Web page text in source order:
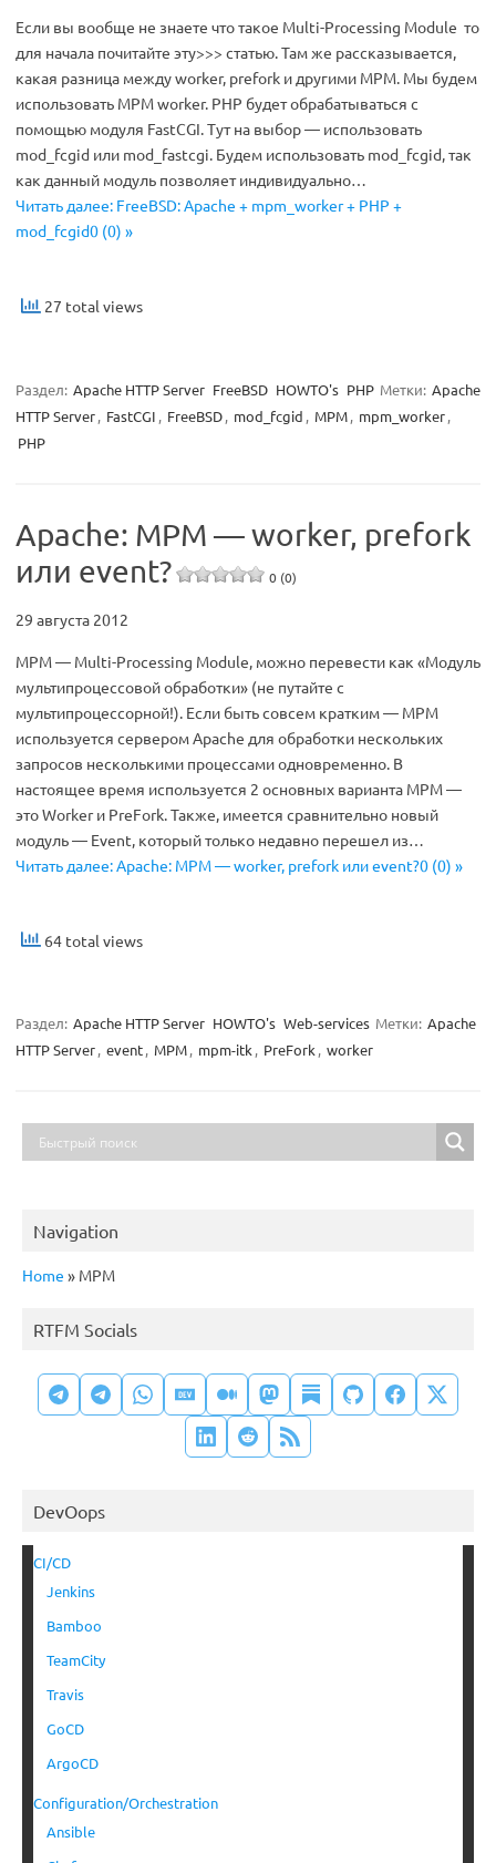
Если вы вообще не знаете что такое Multi-Processing Module то
для начала почитайте эту>>> статью. Там же рассказывается,
какая разница между worker, prefork и другими MPM. Мы будем
использовать MPM worker. PHP будет обрабатываться с
помощью модуля FastCGI. Тут на выбор — использовать
mod_fcgid или mod_fastcgi. Будем использовать mod_fcgid, так
как данный модуль позволяет индивидуально…
Читать далее: FreeBSD: Apache + mpm_worker + PHP +
mod_fcgid0 (0) »
27 total views
Раздел: Apache HTTP Server FreeBSD HOWTO's PHP Метки: Apache
HTTP Server, FastCGI , FreeBSD, mod_fcgid , MPM, mpm_worker,
PHP
Apache: MPM — worker, prefork
или event?
0 (0)
29 августа 2012
MPM — Multi-Processing Module, можно перевести как «Модуль
мультипроцессовой обработки» (не путайте с
мультипроцессорной!). Если быть совсем кратким — MPM
используется сервером Apache для обработки нескольких
запросов несколькими процессами одновременно. В
настоящее время используется 2 основных варианта MPM —
это Worker и PreFork. Также, имеется сравнительно новый
модуль — Event, который только недавно перешел из…
Читать далее: Apache: MPM — worker, prefork или event?0 (0) »
64 total views
Раздел: Apache HTTP Server HOWTO's Web-services Метки: Apache
HTTP Server, event, MPM, mpm-itk , PreFork , worker
Navigation
Home » MPM
RTFM Socials
DevOops
CI/CD
Jenkins
Bamboo
TeamCity
Travis
GoCD
ArgoCD
Configuration/Orchestration
Ansible